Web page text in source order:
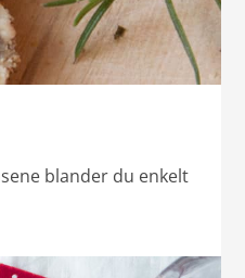
blander du enkelt